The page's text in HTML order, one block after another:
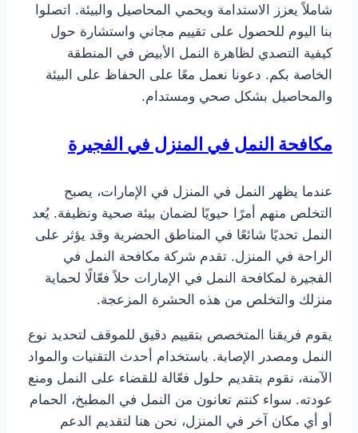
شاملاً يعزز الاستدامة ويحمي المحاصيل والبيئة. اتصلوا
بنا اليوم للحصول على تقييم مجاني واستشارة حول
كيفية التصدي لظاهرة النمل الأبيض في المنطقة
الخاصة بكم. دعونا نعمل معًا على الحفاظ على البيئة
والمحاصيل بشكل صحي ومستدام.
مكافحة النمل في المنزل في الفجيرة
عندما يظهر النمل في المنزل في الإمارات، يصبح
التخلص منهم أمرًا حيويًا لضمان بيئة صحية ونظيفة. يُعد
النمل تحديًا شائعًا في المناطق الحضرية وقد يؤثر على
الراحة في المنزل. تقدم شركة مكافحة النمل في
الفجيرة لمكافحة النمل في الإمارات حلاً فعّالًا لحماية
منزلك والتخلص من هذه الحشرة المزعجة.
يقوم فريقنا المتخصص بتقييم دقيق للموقف لتحديد نوع
النمل ومصدر الإصابة. باستخدام أحدث التقنيات والمواد
الآمنة، نقوم بتقديم حلول فعّالة للقضاء على النمل ومنع
عودته. سواء كنتم تعانون من النمل في المطبخ، الحمام
أو أي مكان آخر في المنزل، نحن هنا لتقديم الدعم